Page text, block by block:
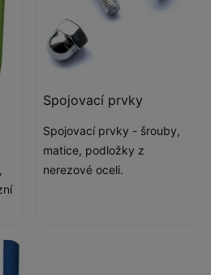
Spojovací prvky
Spojovací prvky - šrouby,
matice, podložky z
nerezové oceli.